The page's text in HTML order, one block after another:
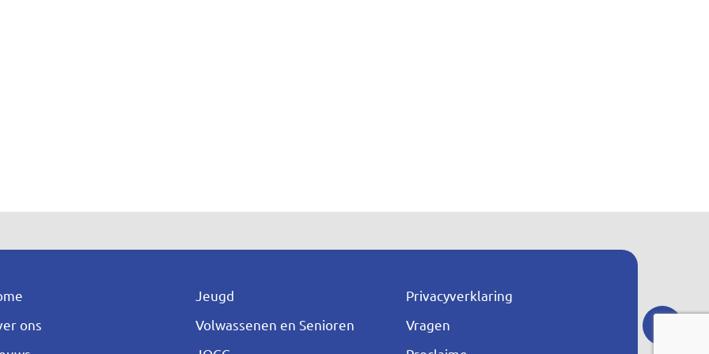
ons
Jeugd
Volwassenen en Senioren
Privacyverklaring
Vragen